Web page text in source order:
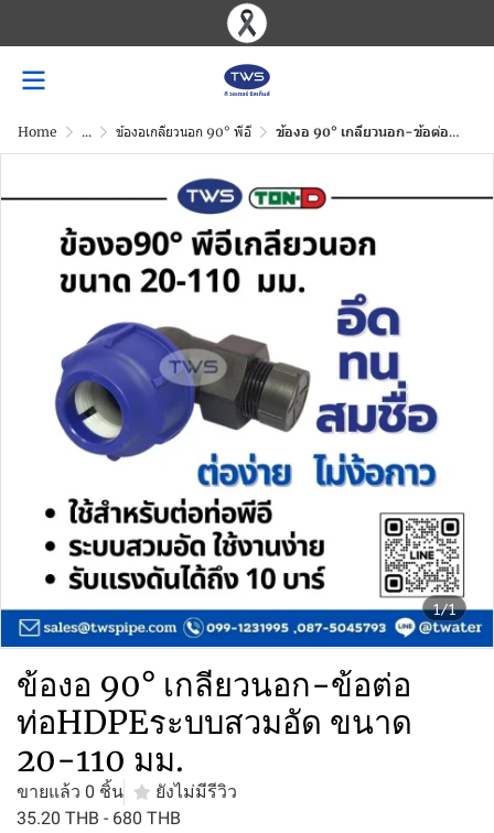
Home ... ข้องอเกลียวนอก 90° พีอี ข้องอ 90° เกลียวนอก-ข้อต่อท่อHDPEระบบสวมอัด ขนาด 20-110 มม.
1/1
ข้องอ 90° เกลียวนอก-ข้อต่อ
ท่อHDPEระบบสวมอัด ขนาด
20-110 มม.
ขายแล้ว 0 ชิ้น
ยังไม่มีรีวิว
35.20 THB - 680 THB